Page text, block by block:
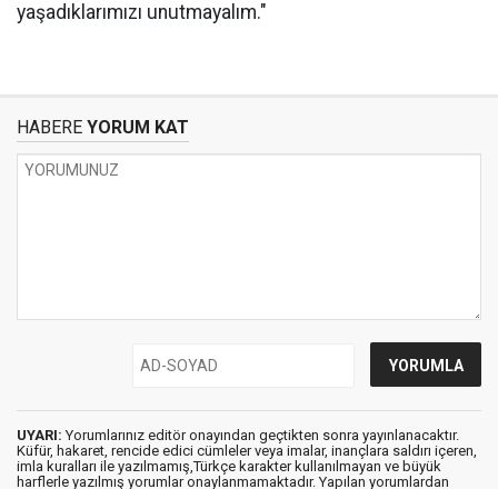
yaşadıklarımızı unutmayalım."
HABERE YORUM KAT
UYARI: Yorumlarınız editör onayından geçtikten sonra yayınlanacaktır.
Küfür, hakaret, rencide edici cümleler veya imalar, inançlara saldırı içeren,
imla kuralları ile yazılmamış,Türkçe karakter kullanılmayan ve büyük
harflerle yazılmış yorumlar onaylanmamaktadır. Yapılan yorumlardan